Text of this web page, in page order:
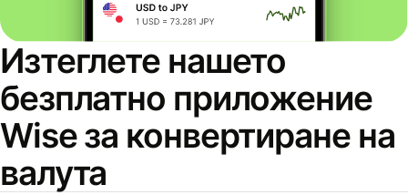
Изтеглете нашето
безплатно приложение
Wise за конвертиране на
валута